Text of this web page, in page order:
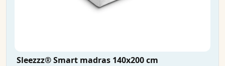
Sleezzz® Smart madras 140x200 cm